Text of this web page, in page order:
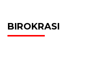
BIROKRASI